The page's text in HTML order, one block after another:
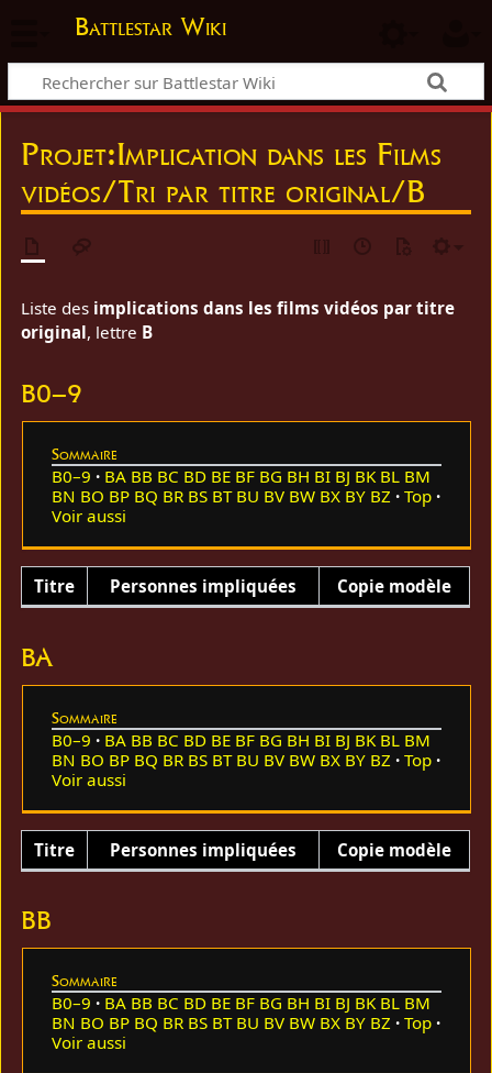
Battlestar Wiki
Projet:Implication dans les Films
vidéos/Tri par titre original/B
Liste des implications dans les films vidéos par titre
original, lettre B
B0–9
Sommaire
B0–9 BA BB BC BD BE BF BG BH BI BJ BK BL BM
BN BO BP BQ BR BS BT BU BV BW BX BY BZ
Top
Voir aussi
Titre Personnes impliquées Copie modèle
BA
Sommaire
B0–9 BA BB BC BD BE BF BG BH BI BJ BK BL BM
BN BO BP BQ BR BS BT BU BV BW BX BY BZ
Top
Voir aussi
Titre Personnes impliquées Copie modèle
BB
Sommaire
B0–9 BA BB BC BD BE BF BG BH BI BJ BK BL BM
BN BO BP BQ BR BS BT BU BV BW BX BY BZ
Top
Voir aussi